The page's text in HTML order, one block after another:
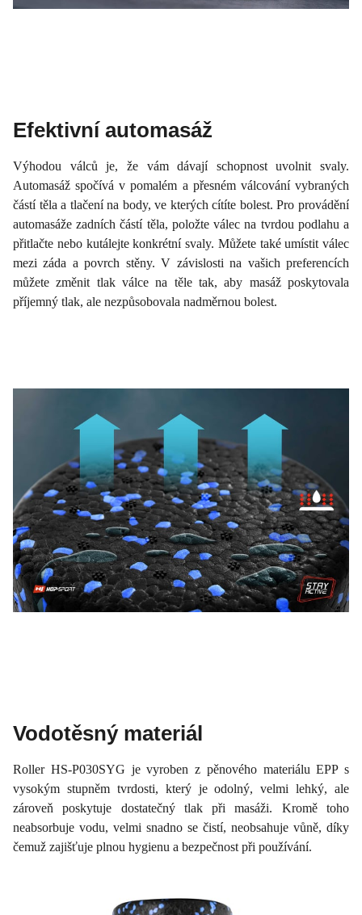
Efektivní automasáž
Výhodou válců je, že vám dávají schopnost uvolnit svaly.
Automasáž spočívá v pomalém a přesném válcování vybraných
částí těla a tlačení na body, ve kterých cítíte bolest. Pro provádění
automasáže zadních částí těla, položte válec na tvrdou podlahu a
přitlačte nebo kutálejte konkrétní svaly. Můžete také umístit válec
mezi záda a povrch stěny. V závislosti na vašich preferencích
můžete změnit tlak válce na těle tak, aby masáž poskytovala
příjemný tlak, ale nezpůsobovala nadměrnou bolest.
Vodotěsný materiál
Roller HS-P030SYG je vyroben z pěnového materiálu EPP s
vysokým stupněm tvrdosti, který je odolný, velmi lehký, ale
zároveň poskytuje dostatečný tlak při masáži. Kromě toho
neabsorbuje vodu, velmi snadno se čistí, neobsahuje vůně, díky
čemuž zajišťuje plnou hygienu a bezpečnost při používání.